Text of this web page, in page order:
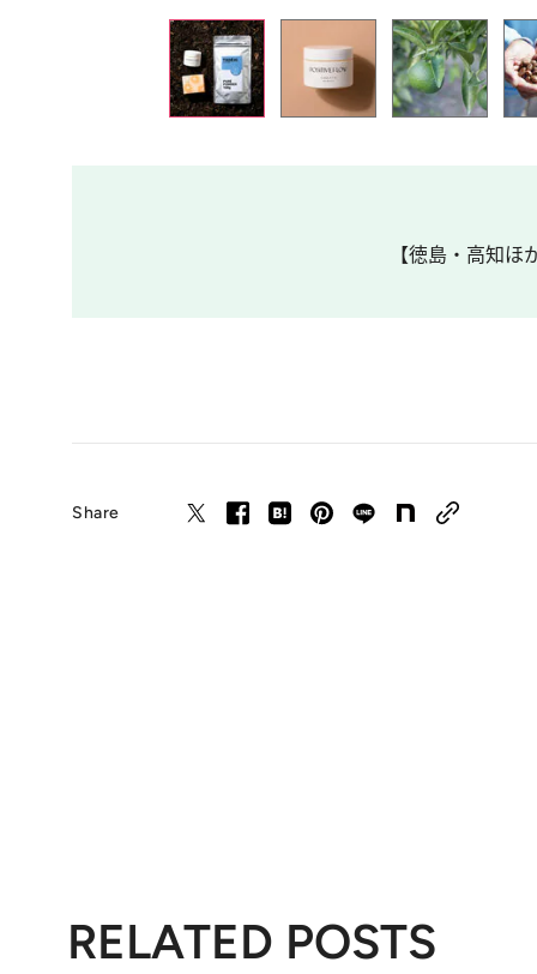
【徳島・高知
Share
RELATED POSTS